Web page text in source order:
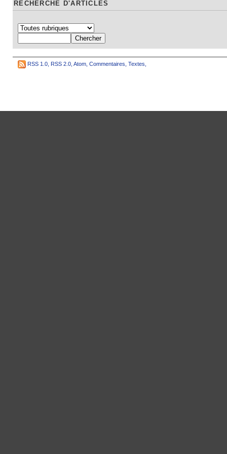
RECHERCHE D'ARTICLES
RSS 1.0 RSS 2.0 Atom Commentaires Textes